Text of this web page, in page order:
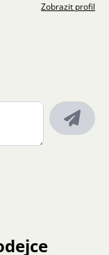
Zobrazit profil